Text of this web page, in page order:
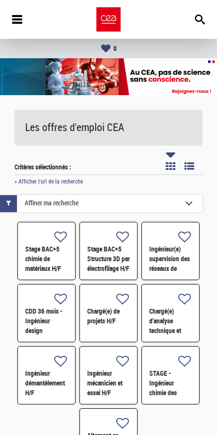
0
Les offres d'emploi CEA
Critères sélectionnés :
» Afficher l'url de la recherche
Stage BAC+5
chimie de
matériaux H/F
Stage BAC+5
Structure 3D par
électrofilage H/F
Ingénieur(e)
supervision des
réseaux de
surveillance H/F
CDD 36 mois -
Ingénieur
design
photonique
Chargé(e) de
projets H/F
Chargé(e)
d'analyse
technique et
financière des
maintenance
électromécanique
H/F
Ingénieur
démantèlement
H/F
Ingénieur
mécanicien et
essai H/F
STAGE -
Ingénieur
chimie des
matériaux -
Affiner ma recherche